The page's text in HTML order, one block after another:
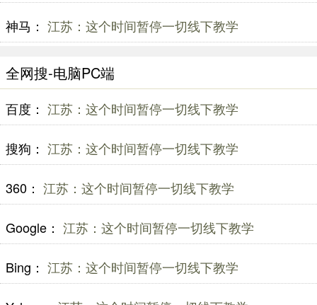
神马： 江苏：这个时间暂停一切线下教学
全网搜-电脑PC端
百度： 江苏：这个时间暂停一切线下教学
搜狗： 江苏：这个时间暂停一切线下教学
360： 江苏：这个时间暂停一切线下教学
Google： 江苏：这个时间暂停一切线下教学
Bing： 江苏：这个时间暂停一切线下教学